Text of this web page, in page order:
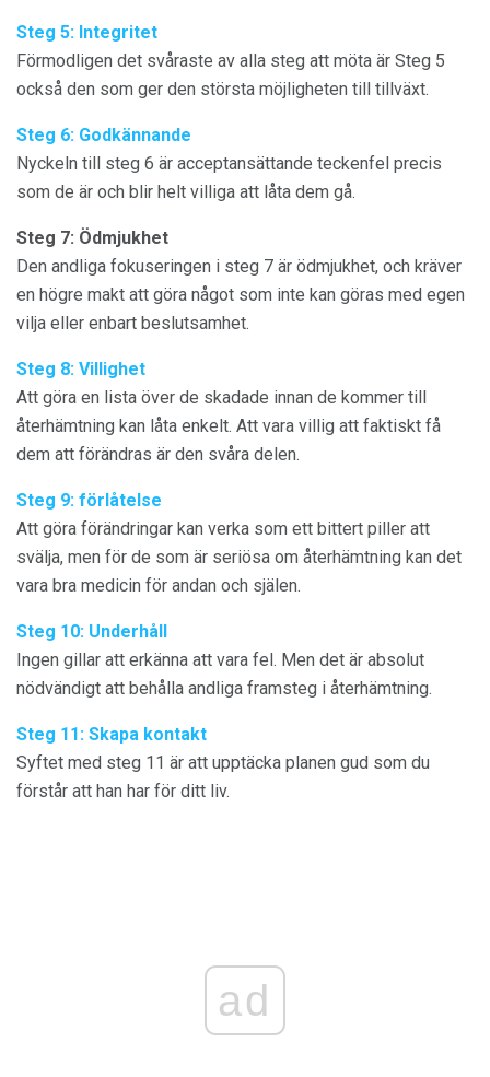
Steg 5: Integritet
Förmodligen det svåraste av alla steg att möta är Steg 5
också den som ger den största möjligheten till tillväxt.
Steg 6: Godkännande
Nyckeln till steg 6 är acceptansättande teckenfel precis
som de är och blir helt villiga att låta dem gå.
Steg 7: Ödmjukhet
Den andliga fokuseringen i steg 7 är ödmjukhet, och kräver
en högre makt att göra något som inte kan göras med egen
vilja eller enbart beslutsamhet.
Steg 8: Villighet
Att göra en lista över de skadade innan de kommer till
återhämtning kan låta enkelt. Att vara villig att faktiskt få
dem att förändras är den svåra delen.
Steg 9: förlåtelse
Att göra förändringar kan verka som ett bittert piller att
svälja, men för de som är seriösa om återhämtning kan det
vara bra medicin för andan och själen.
Steg 10: Underhåll
Ingen gillar att erkänna att vara fel. Men det är absolut
nödvändigt att behålla andliga framsteg i återhämtning.
Steg 11: Skapa kontakt
Syftet med steg 11 är att upptäcka planen gud som du
förstår att han har för ditt liv.
ad